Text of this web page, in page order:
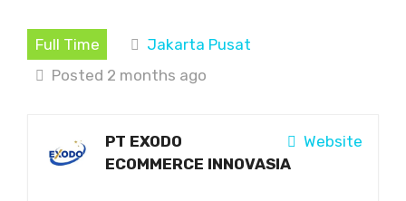
Full Time
Jakarta Pusat
Posted 2 months ago
Website
PT EXODO
ECOMMERCE INNOVASIA